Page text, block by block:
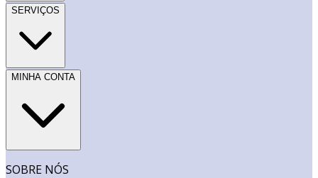
SERVIÇOS
MINHA CONTA
SOBRE NÓS